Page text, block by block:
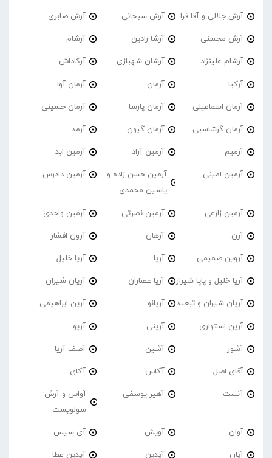
آرش جلالی و آقا فرا آرش سبحانی آرش صابری
آرش محسنی آرشا رادین آرشام
آرشام علینژاد آرشان شهبازی آرکاداش
آرکیا آرمان آرمان آوا
آرمان اسماعیلی آرمان پارسا آرمان حسینی
آرمان گرشاسبی آرمان گیون آرمد
آرمیم آرمین آراد آرمین ابد
آرمین امینی
آرمین حسن زاده و
یاسین محمدی
آرمین دادرس
آرمین زارعی آرمین نصرتی آرمین واحدی
آرن آرهان آرون افشار
آروین صمیمی آریا آریا خلیل
آریا خلیل و پاپا شیراز آریا عصاران آریان شیران
آریان شیران و تبعید آریانو آرین ابراهیمی
آرین استواری آرینی آریو
آشور آشین آصف آریا
آقای اصل آکاس آکای
آنست آهیر یوسفی
آواس و آرش
سولویست
آوان آویش آی سیس
آیان آیدین آیدین عطا